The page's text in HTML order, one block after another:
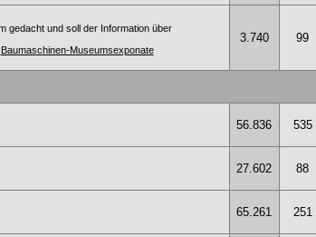
gedacht und soll der Information über
Baumaschinen-Museumsexponate
3.740 99
56.836 535
27.602 88
65.261 251